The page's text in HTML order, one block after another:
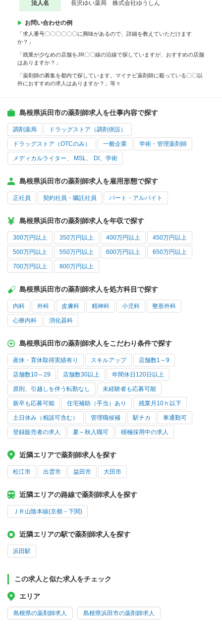
法人名 長沢ゆい薬局 株式会社ゆうしん
お問い合わせの例
「求人番号〇〇〇〇〇〇に興味があるので、詳細を教えていただけます
か？」
「残業が少なめの店舗をJR〇〇線の沿線で探していますが、おすすめの店舗
はありますか？」
「薬剤師の募集を都内で探しています。マイナビ薬剤師に載っている〇〇以
外におすすめの求人はありますか？」等々
島根県浜田市の薬剤師求人を仕事内容で探す
調剤薬局 ドラッグストア（調剤併設）
ドラッグストア（OTCのみ） 一般企業 学術・管理薬剤師
メディカルライター、 MSL、 DI、学術
島根県浜田市の薬剤師求人を雇用形態で探す
正社員 契約社員・嘱託社員 パート・アルバイト
島根県浜田市の薬剤師求人を年収で探す
300万円以上 350万円以上 400万円以上 450万円以上
500万円以上 550万円以上 600万円以上 650万円以上
700万円以上 800万円以上
島根県浜田市の薬剤師求人を処方科目で探す
内科 外科 皮膚科 精神科 小児科 整形外科
心療内科 消化器科
島根県浜田市の薬剤師求人をこだわり条件で探す
産休・育休取得実績有り スキルアップ 店舗数1～9
店舗数10～29 店舗数30以上 年間休日120日以上
原則、引越しを伴う転勤なし 未経験者も応募可能
新卒も応募可能 住宅補助（手当）あり 残業月10ｈ以下
土日休み（相談可含む） 管理職候補 駅チカ 車通勤可
登録販売者の求人 夏～秋入職可 積極採用中の求人
近隣エリアで薬剤師求人を探す
松江市 出雲市 益田市 大田市
近隣エリアの路線で薬剤師求人を探す
ＪＲ山陰本線(京都－下関)
近隣エリアの駅で薬剤師求人を探す
浜田駅
この求人と似た求人をチェック
エリア
島根県の薬剤師求人 島根県浜田市の薬剤師求人